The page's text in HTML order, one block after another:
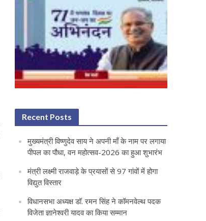
Recent Posts
मुख्यमंत्री विष्णुदेव साय ने अपनी माँ के नाम पर लगाया
पीपल का पौधा, वन महोत्सव-2026 का हुआ शुभारंभ
मंत्री लक्ष्मी राजवाड़े के प्रयासों से 97 गांवों में होगा
विद्युत विस्तार
विधानसभा अध्यक्ष डॉ. रमन सिंह ने कॉमनवेल्थ पदक
विजेता ज्ञानेश्वरी यादव का किया सम्मान